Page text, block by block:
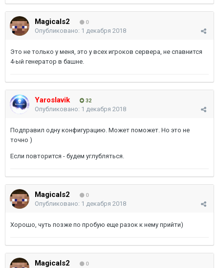
Magicals2 0
Опубликовано: 1 декабря 2018
Это не только у меня, это у всех игроков сервера, не спавнится
4-ый генератор в башне.
Yaroslavik 32
Опубликовано: 1 декабря 2018
Подправил одну конфигурацию. Может поможет. Но это не
точно )
Если повторится - будем углубляться.
Magicals2 0
Опубликовано: 1 декабря 2018
Хорошо, чуть позже по пробую еще разок к нему прийти)
Magicals2 0